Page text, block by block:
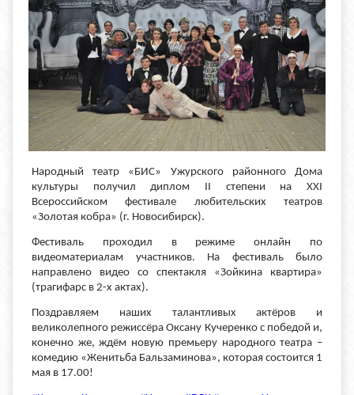
Народный театр «БИС» Ужурского районного Дома
культуры получил диплом II степени на XXI
Всероссийском фестивале любительских театров
«Золотая кобра» (г. Новосибирск).
Фестиваль проходил в режиме онлайн по
видеоматериалам участников. На фестиваль было
направлено видео со спектакля «Зойкина квартира»
(трагифарс в 2-х актах).
Поздравляем наших талантливых актёров и
великолепного режиссёра Оксану Кучеренко с победой и,
конечно же, ждём новую премьеру народного театра –
комедию «Женитьба Бальзаминова», которая состоится 1
мая в 17.00!